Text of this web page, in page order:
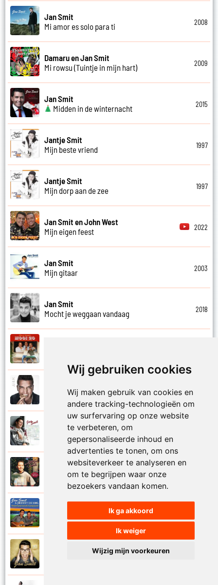
Wij gebruiken cookies
Wij maken gebruik van cookies en
andere tracking-technologieën om
uw surfervaring op onze website
te verbeteren, om
gepersonaliseerde inhoud en
advertenties te tonen, om ons
websiteverkeer te analyseren en
om te begrijpen waar onze
bezoekers vandaan komen.
Ik ga akkoord
Ik weiger
Wijzig mijn voorkeuren
Jan Smit
Mi amor es solo para ti
2008
Damaru en Jan Smit
Mi rowsu (Tuintje in mijn hart)
2009
Jan Smit
Midden in de winternacht
2015
Jantje Smit
Mijn beste vriend
1997
Jantje Smit
Mijn dorp aan de zee
1997
Jan Smit en John West
Mijn eigen feest
2022
Jan Smit
Mijn gitaar
2003
Jan Smit
Mocht je weggaan vandaag
2018
Mooier dan ik dacht
Jan Smit
Na al die nachten
Jantje Smit
Nathalie
Jan Smit en Johnny De Mol
Nederland wordt kampioen